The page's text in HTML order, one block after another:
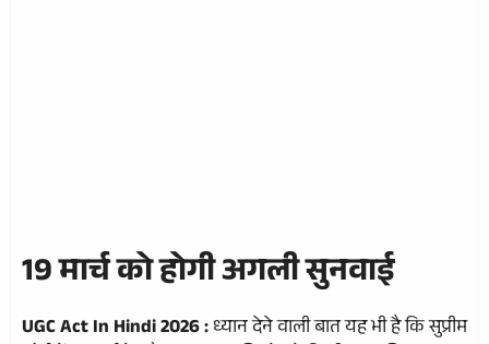
19 मार्च को होगी अगली सुनवाई
UGC Act In Hindi 2026 :ध्यान देने वाली बात यह भी है कि सुप्रीम